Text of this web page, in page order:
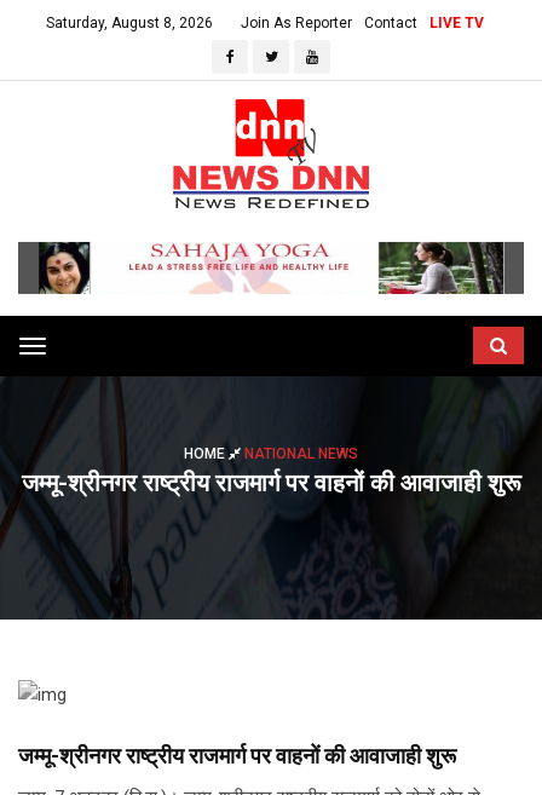
Saturday, August 8, 2026 Join As Reporter Contact LIVE TV
Toggle
navigation
HOME NATIONAL NEWS
जम्मू-श्रीनगर राष्ट्रीय राजमार्ग पर वाहनों की आवाजाही शुरू
जम्मू-श्रीनगर राष्ट्रीय राजमार्ग पर वाहनों की आवाजाही शुरू